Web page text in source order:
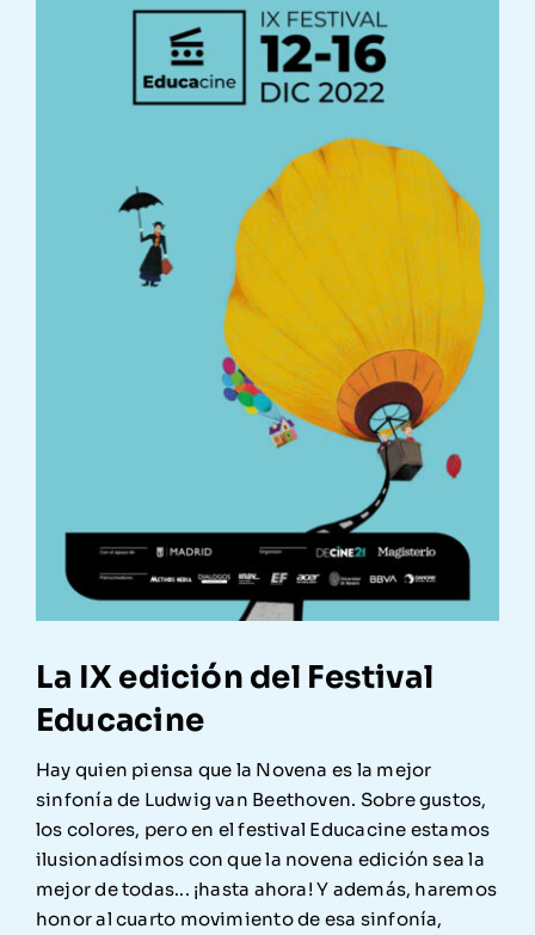
Concursos 2025
La IX edición del Festival
Educacine
Hay quien piensa que la Novena es la mejor
sinfonía de Ludwig van Beethoven. Sobre gustos,
los colores, pero en el festival Educacine estamos
ilusionadísimos con que la novena edición sea la
mejor de todas... ¡hasta ahora! Y además, haremos
honor al cuarto movimiento de esa sinfonía,